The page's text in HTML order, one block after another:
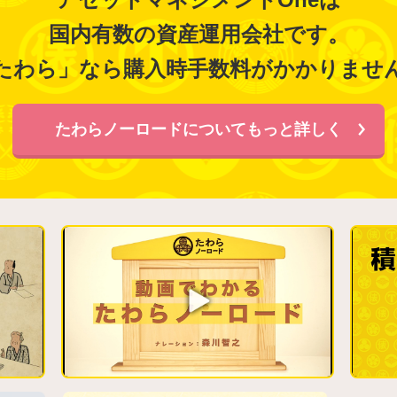
国内有数の資産運用会社です。
わら」なら購入時手数料がかかりませ
たわらノーロードについてもっと詳しく